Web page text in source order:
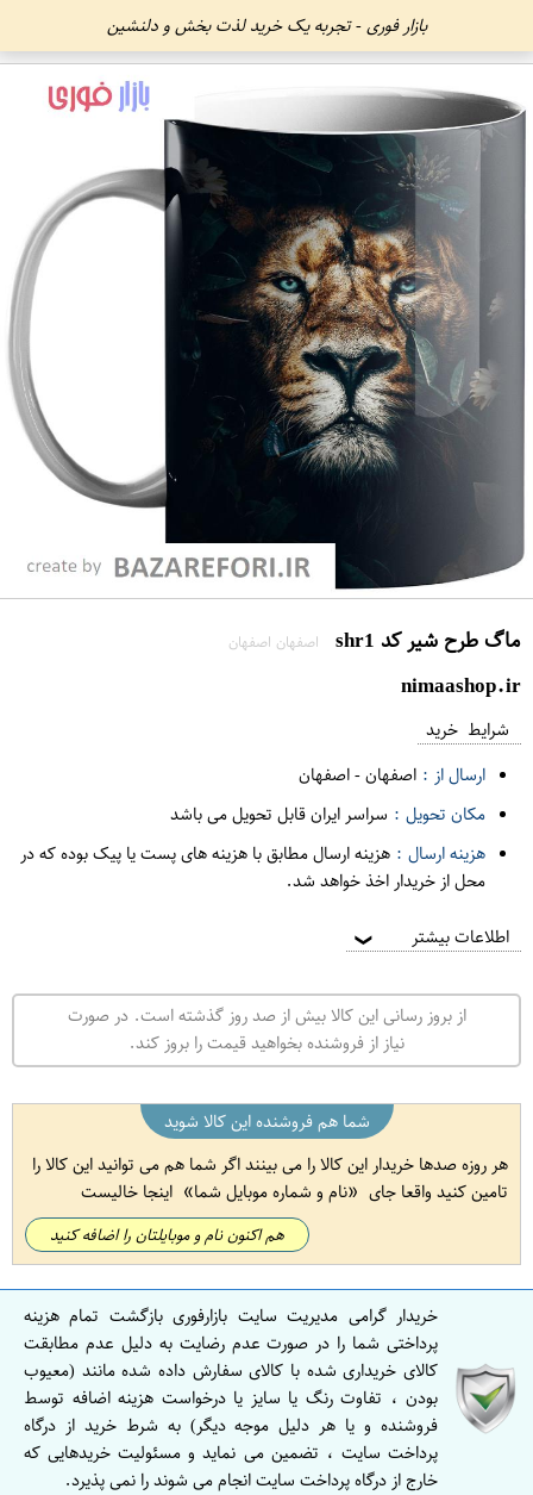
بازار فوری - تجربه یک خرید لذت بخش و دلنشین
ماگ طرح شیر کد shr1 اصفهان اصفهان
nimaashop.ir
شرایط خرید
ارسال از : اصفهان-اصفهان
مکان تحویل : سراسر ایران قابل تحویل می باشد
هزینه ارسال : هزینه ارسال مطابق با هزینه های پست یا پیک بوده که در
محل از خریدار اخذ خواهد شد.
اطلاعات بیشتر ❯
از بروز رسانی این کالا بیش از صد روز گذشته است. در صورت
نیاز از فروشنده بخواهید قیمت را بروز کند.
شما هم فروشنده این کالا شوید
هر روزه صدها خریدار این کالا را می بینند اگر شما هم می توانید این کالا را
تامین کنید واقعا جای
نام و شماره موبایل شما اینجا خالیست
هم اکنون نام و موبایلتان را اضافه کنید
خریدار گرامی مدیریت سایت بازارفوری بازگشت تمام هزینه
پرداختی شما را در صورت عدم رضایت به دلیل عدم مطابقت
کالای خریداری شده با کالای سفارش داده شده مانند (معیوب
بودن ، تفاوت رنگ یا سایز یا درخواست هزینه اضافه توسط
فروشنده و یا هر دلیل موجه دیگر) به شرط خرید از درگاه
پرداخت سایت ، تضمین می نماید و مسئولیت خریدهایی که
خارج از درگاه پرداخت سایت انجام می شوند را نمی پذیرد.